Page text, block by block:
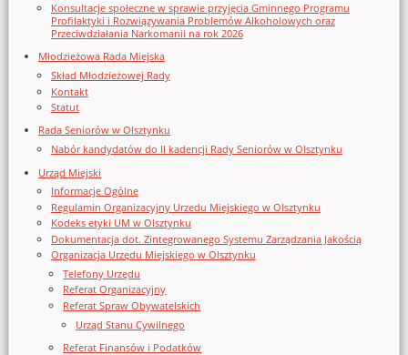
Konsultacje społeczne w sprawie przyjęcia Gminnego Programu
Profilaktyki i Rozwiązywania Problemów Alkoholowych oraz
Przeciwdziałania Narkomanii na rok 2026
Młodzieżowa Rada Miejska
Skład Młodzieżowej Rady
Kontakt
Statut
Rada Seniorów w Olsztynku
Nabór kandydatów do II kadencji Rady Seniorów w Olsztynku
Urząd Miejski
Informacje Ogólne
Regulamin Organizacyjny Urzedu Miejskiego w Olsztynku
Kodeks etyki UM w Olsztynku
Dokumentacja dot. Zintegrowanego Systemu Zarządzania Jakością
Organizacja Urzędu Miejskiego w Olsztynku
Telefony Urzędu
Referat Organizacyjny
Referat Spraw Obywatelskich
Urząd Stanu Cywilnego
Referat Finansów i Podatków